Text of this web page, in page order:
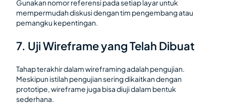
Gunakan nomor referensi pada setiap layar untuk
mempermudah diskusi dengan tim pengembang atau
pemangku kepentingan.
7. Uji Wireframe yang Telah Dibuat
Tahap terakhir dalam wireframing adalah pengujian.
Meskipun istilah pengujian sering dikaitkan dengan
prototipe, wireframe juga bisa diuji dalam bentuk
sederhana.